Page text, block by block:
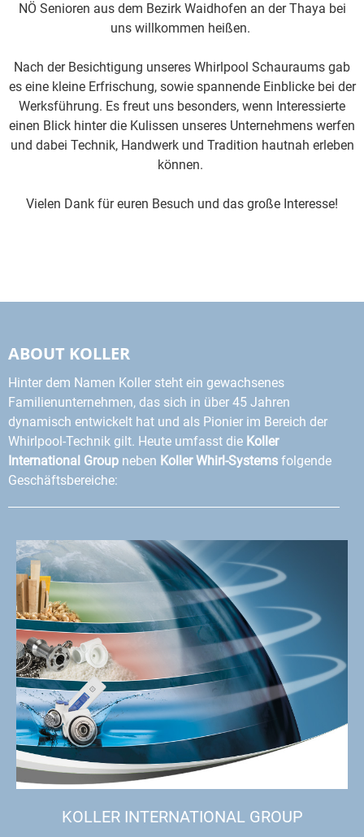
NÖ Senioren aus dem Bezirk Waidhofen an der Thaya bei
uns willkommen heißen.
Nach der Besichtigung unseres Whirlpool Schauraums gab
es eine kleine Erfrischung, sowie spannende Einblicke bei der
Werksführung. Es freut uns besonders, wenn Interessierte
einen Blick hinter die Kulissen unseres Unternehmens werfen
und dabei Technik, Handwerk und Tradition hautnah erleben
können.
Vielen Dank für euren Besuch und das große Interesse!
ABOUT KOLLER
Hinter dem Namen Koller steht ein gewachsenes
Familienunternehmen, das sich in über 45 Jahren
dynamisch entwickelt hat und als Pionier im Bereich der
Whirlpool-Technik gilt. Heute umfasst die Koller
International Group neben Koller Whirl-Systems folgende
Geschäftsbereiche:
KOLLER INTERNATIONAL GROUP